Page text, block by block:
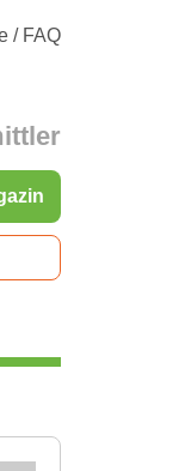
/ FAQ